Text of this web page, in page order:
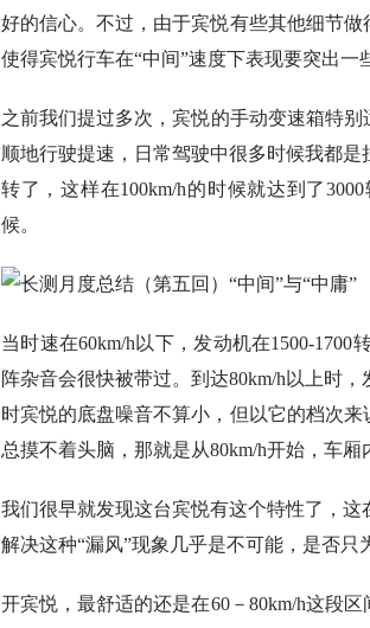
好的信心。不过，由于宾悦有些其他细节
使得宾悦行车在“中间”速度下表现要突出一
之前我们提过多次，宾悦的手动变速箱特
顺地行驶提速，日常驾驶中很多时候我都
转了，这样在100km/h的时候就达到了
候。
当时速在60km/h以下，发动机在1500-
阵杂音会很快被带过。到达80km/h以上时
时宾悦的底盘噪音不算小，但以它的档次
总摸不着头脑，那就是从80km/h开始，车
我们很早就发现这台宾悦有这个特性了，
解决这种“漏风”现象几乎是不可能，是否只
开宾悦，最舒适的还是在60－80km/h这段